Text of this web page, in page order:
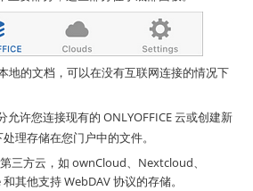
地的文档，可以在没有互联网连接的情况下
允许您连接现有的 ONLYOFFICE 云或创建新
理存储在您门户中的文件。
三方云，如 ownCloud、Nextcloud、
其他支持 WebDAV 协议的存储。